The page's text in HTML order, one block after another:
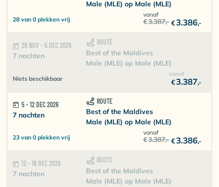
Male (MLE) op Male (MLE)
vanaf
€3.386,-
€3.387,-
28 van 0 plekken vrij
28 NOV - 5 DEC 2026
7 nachten
ROUTE
Best of the Maldives
Male (MLE) op Male (MLE)
vanaf
€3.387,-
Niets beschikbaar
5 - 12 DEC 2026
7 nachten
ROUTE
Best of the Maldives
Male (MLE) op Male (MLE)
vanaf
€3.386,-
€3.387,-
23 van 0 plekken vrij
12 - 19 DEC 2026
7 nachten
ROUTE
Best of the Maldives
Male (MLE) op Male (MLE)